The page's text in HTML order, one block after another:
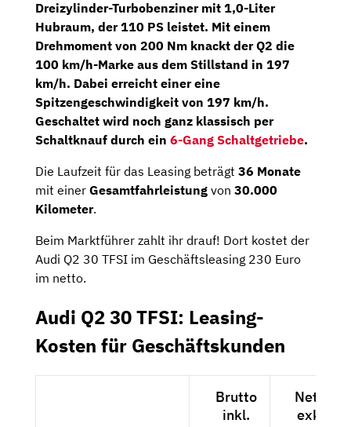
Dreizylinder-Turbobenzinermit 1,0-Liter
Hubraum, der110 PS leistet. Mit einem
Drehmoment von 200 Nm knackt der Q2 die
100 km/h-Marke aus dem Stillstand in 197
km/h. Dabei erreicht einer eine
Spitzengeschwindigkeit von 197 km/h.
Geschaltet wird noch ganz klassisch per
Schaltknauf durch ein 6-Gang Schaltgetriebe.
Die Laufzeit für das Leasing beträgt 36 Monate
mit einer Gesamtfahrleistung von 30.000
Kilometer.
Beim Marktführer zahlt ihr drauf! Dort kostet der
Audi Q2 30 TFSI im Geschäftsleasing 230 Euro
im netto.
Audi Q2 30 TFSI: Leasing-
Kosten für Geschäftskunden
Brutto
inkl.
Netto
exkl.